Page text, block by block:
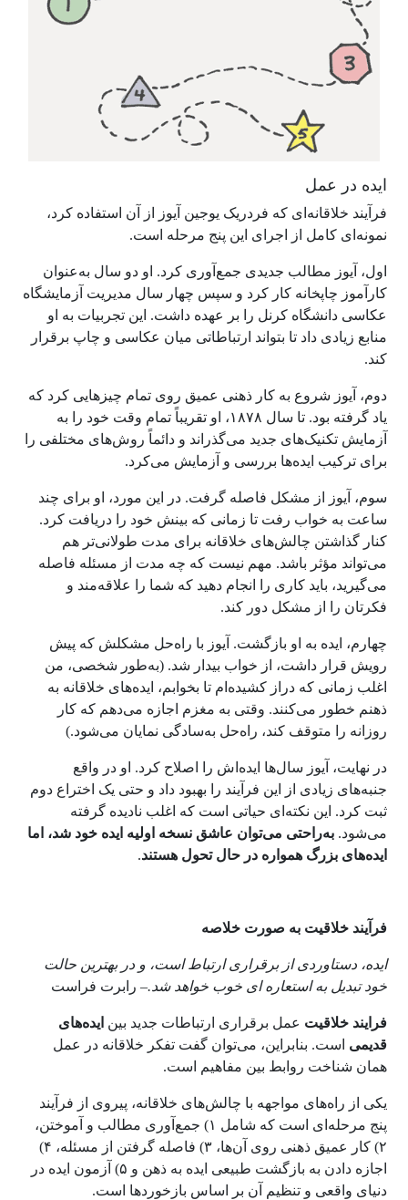
ایده در عمل
فرآیند خلاقانه‌ای که فردریک یوجین آیوز از آن استفاده کرد،
نمونه‌ای کامل از اجرای این پنج مرحله است.
اول، آیوز مطالب جدیدی جمع‌آوری کرد. او دو سال به‌عنوان
کارآموز چاپخانه کار کرد و سپس چهار سال مدیریت آزمایشگاه
عکاسی دانشگاه کرنل را بر عهده داشت. این تجربیات به او
منابع زیادی داد تا بتواند ارتباطاتی میان عکاسی و چاپ برقرار
کند.
دوم، آیوز شروع به کار ذهنی عمیق روی تمام چیزهایی کرد که
یاد گرفته بود. تا سال ۱۸۷۸، او تقریباً تمام وقت خود را به
آزمایش تکنیک‌های جدید می‌گذراند و دائماً روش‌های مختلفی را
برای ترکیب ایده‌ها بررسی و آزمایش می‌کرد.
سوم، آیوز از مشکل فاصله گرفت. در این مورد، او برای چند
ساعت به خواب رفت تا زمانی که بینش خود را دریافت کرد.
کنار گذاشتن چالش‌های خلاقانه برای مدت طولانی‌تر هم
می‌تواند مؤثر باشد. مهم نیست که چه مدت از مسئله فاصله
می‌گیرید، باید کاری را انجام دهید که شما را علاقه‌مند و
فکرتان را از مشکل دور کند.
چهارم، ایده به او بازگشت. آیوز با راه‌حل مشکلش که پیش
رویش قرار داشت، از خواب بیدار شد. (به‌طور شخصی، من
اغلب زمانی که دراز کشیده‌ام تا بخوابم، ایده‌های خلاقانه به
ذهنم خطور می‌کنند. وقتی به مغزم اجازه می‌دهم که کار
روزانه را متوقف کند، راه‌حل به‌سادگی نمایان می‌شود.)
در نهایت، آیوز سال‌ها ایده‌اش را اصلاح کرد. او در واقع
جنبه‌های زیادی از این فرآیند را بهبود داد و حتی یک اختراع دوم
ثبت کرد. این نکته‌ای حیاتی است که اغلب نادیده گرفته
می‌شود. به‌راحتی می‌توان عاشق نسخه اولیه ایده خود شد، اما
ایده‌های بزرگ همواره در حال تحول هستند.
فرآیند خلاقیت به صورت خلاصه
ایده، دستاوردی از برقراری ارتباط است، و در بهترین حالت
خود تبدیل به استعاره ای خوب خواهد شد.–رابرت فراست
فرایند خلاقیت عمل برقراری ارتباطات جدید بین ایده‌های
قدیمی است. بنابراین، می‌توان گفت تفکر خلاقانه در عمل
همان شناخت روابط بین مفاهیم است.
یکی از راه‌های مواجهه با چالش‌های خلاقانه، پیروی از فرآیند
پنج مرحله‌ای است که شامل ۱) جمع‌آوری مطالب و آموختن،
۲) کار عمیق ذهنی روی آن‌ها، ۳) فاصله گرفتن از مسئله، ۴)
اجازه دادن به بازگشت طبیعی ایده به ذهن و ۵) آزمون ایده در
دنیای واقعی و تنظیم آن بر اساس بازخوردها است.